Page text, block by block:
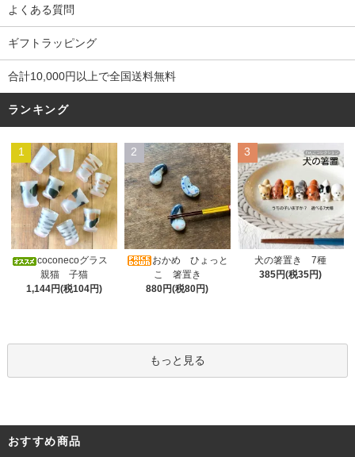
よくある質問
ギフトラッピング
合計10,000円以上で全国送料無料
ランキング
1
coconecoグラス
親猫 子猫
1,144円(税104円)
2
おかめ ひょっと
こ 箸置き
880円(税80円)
3
犬の箸置き 7種
385円(税35円)
もっと見る
おすすめ商品